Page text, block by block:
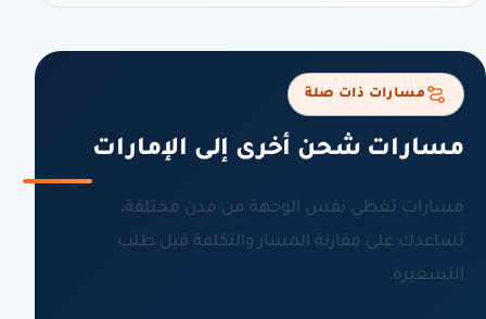
مسارات ذات صلة
مسارات شحن أخرى إلى الإمارات
مسارات تغطي نفس الوجهة من مدن مختلفة،
تساعدك على مقارنة المسار والتكلفة قبل طلب
التسعيرة.